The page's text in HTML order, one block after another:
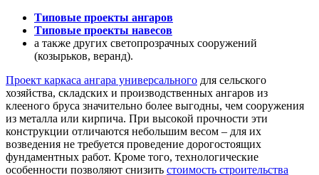
Типовые проекты ангаров
Типовые проекты навесов
а также других светопрозрачных сооружений
(козырьков, веранд).
Проект каркаса ангара универсального для сельского
хозяйства, складских и производственных ангаров из
клееного бруса значительно более выгодны, чем сооружения
из металла или кирпича. При высокой прочности эти
конструкции отличаются небольшим весом – для их
возведения не требуется проведение дорогостоящих
фундаментных работ. Кроме того, технологические
особенности позволяют снизить стоимость строительства